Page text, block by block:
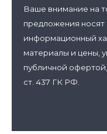
Ваше внимание на
предложения носят
информационный
материалы и цены,
публичной
ст. 437 ГК РФ.